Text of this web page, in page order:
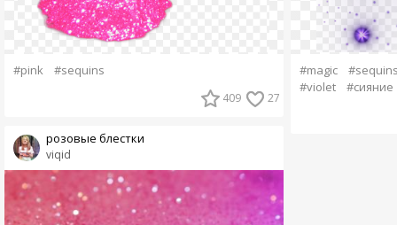
#pink #sequins
409 27
viqid
розовые блестки
#magic
#violet
#сияние